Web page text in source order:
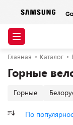
Главная Каталог
Горные
Горные
По